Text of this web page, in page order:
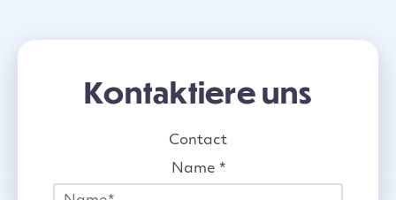
Kontaktiere uns
Contact
Name *